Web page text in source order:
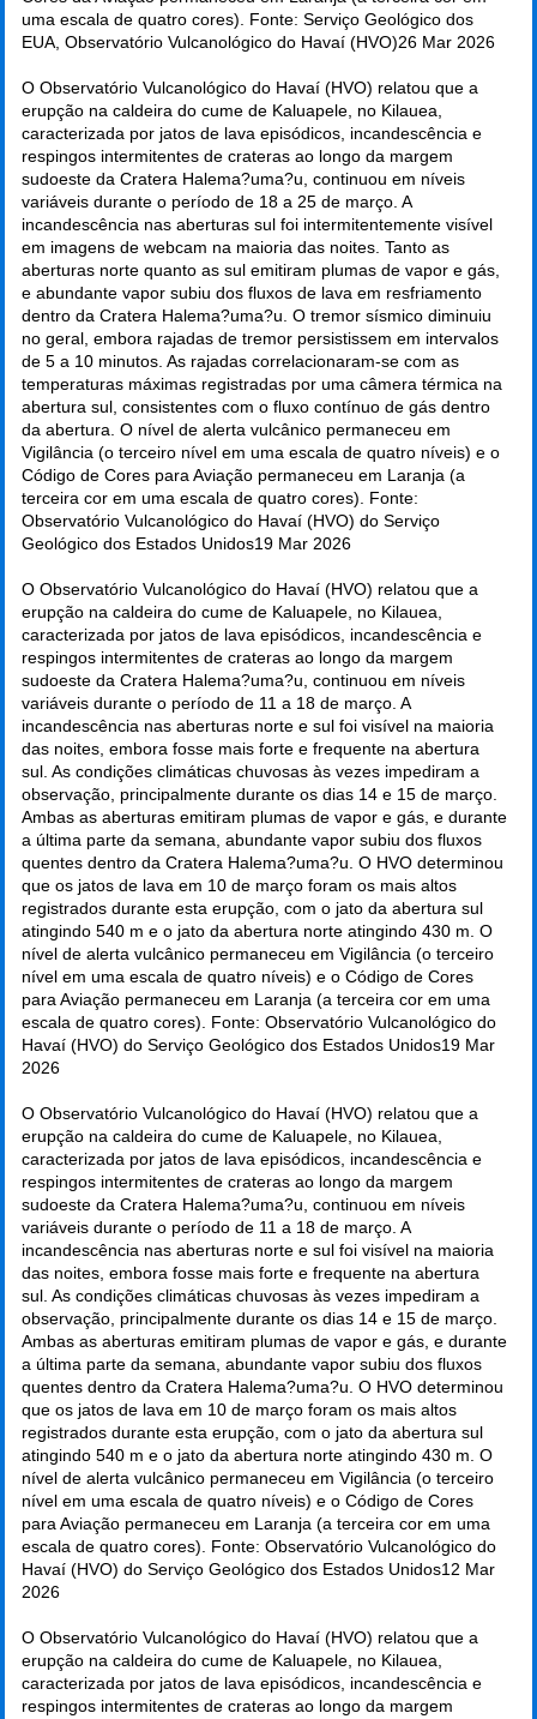
uma escala de quatro cores). Fonte: Serviço Geológico dos
EUA, Observatório Vulcanológico do Havaí (HVO)26 Mar 2026
O Observatório Vulcanológico do Havaí (HVO) relatou que a
erupção na caldeira do cume de Kaluapele, no Kilauea,
caracterizada por jatos de lava episódicos, incandescência e
respingos intermitentes de crateras ao longo da margem
sudoeste da Cratera Halema?uma?u, continuou em níveis
variáveis durante o período de 18 a 25 de março. A
incandescência nas aberturas sul foi intermitentemente visível
em imagens de webcam na maioria das noites. Tanto as
aberturas norte quanto as sul emitiram plumas de vapor e gás,
e abundante vapor subiu dos fluxos de lava em resfriamento
dentro da Cratera Halema?uma?u. O tremor sísmico diminuiu
no geral, embora rajadas de tremor persistissem em intervalos
de 5 a 10 minutos. As rajadas correlacionaram-se com as
temperaturas máximas registradas por uma câmera térmica na
abertura sul, consistentes com o fluxo contínuo de gás dentro
da abertura. O nível de alerta vulcânico permaneceu em
Vigilância (o terceiro nível em uma escala de quatro níveis) e o
Código de Cores para Aviação permaneceu em Laranja (a
terceira cor em uma escala de quatro cores). Fonte:
Observatório Vulcanológico do Havaí (HVO) do Serviço
Geológico dos Estados Unidos19 Mar 2026
O Observatório Vulcanológico do Havaí (HVO) relatou que a
erupção na caldeira do cume de Kaluapele, no Kilauea,
caracterizada por jatos de lava episódicos, incandescência e
respingos intermitentes de crateras ao longo da margem
sudoeste da Cratera Halema?uma?u, continuou em níveis
variáveis durante o período de 11 a 18 de março. A
incandescência nas aberturas norte e sul foi visível na maioria
das noites, embora fosse mais forte e frequente na abertura
sul. As condições climáticas chuvosas às vezes impediram a
observação, principalmente durante os dias 14 e 15 de março.
Ambas as aberturas emitiram plumas de vapor e gás, e durante
a última parte da semana, abundante vapor subiu dos fluxos
quentes dentro da Cratera Halema?uma?u. O HVO determinou
que os jatos de lava em 10 de março foram os mais altos
registrados durante esta erupção, com o jato da abertura sul
atingindo 540 m e o jato da abertura norte atingindo 430 m. O
nível de alerta vulcânico permaneceu em Vigilância (o terceiro
nível em uma escala de quatro níveis) e o Código de Cores
para Aviação permaneceu em Laranja (a terceira cor em uma
escala de quatro cores). Fonte: Observatório Vulcanológico do
Havaí (HVO) do Serviço Geológico dos Estados Unidos19 Mar
2026
O Observatório Vulcanológico do Havaí (HVO) relatou que a
erupção na caldeira do cume de Kaluapele, no Kilauea,
caracterizada por jatos de lava episódicos, incandescência e
respingos intermitentes de crateras ao longo da margem
sudoeste da Cratera Halema?uma?u, continuou em níveis
variáveis durante o período de 11 a 18 de março. A
incandescência nas aberturas norte e sul foi visível na maioria
das noites, embora fosse mais forte e frequente na abertura
sul. As condições climáticas chuvosas às vezes impediram a
observação, principalmente durante os dias 14 e 15 de março.
Ambas as aberturas emitiram plumas de vapor e gás, e durante
a última parte da semana, abundante vapor subiu dos fluxos
quentes dentro da Cratera Halema?uma?u. O HVO determinou
que os jatos de lava em 10 de março foram os mais altos
registrados durante esta erupção, com o jato da abertura sul
atingindo 540 m e o jato da abertura norte atingindo 430 m. O
nível de alerta vulcânico permaneceu em Vigilância (o terceiro
nível em uma escala de quatro níveis) e o Código de Cores
para Aviação permaneceu em Laranja (a terceira cor em uma
escala de quatro cores). Fonte: Observatório Vulcanológico do
Havaí (HVO) do Serviço Geológico dos Estados Unidos12 Mar
2026
O Observatório Vulcanológico do Havaí (HVO) relatou que a
erupção na caldeira do cume de Kaluapele, no Kilauea,
caracterizada por jatos de lava episódicos, incandescência e
respingos intermitentes de crateras ao longo da margem